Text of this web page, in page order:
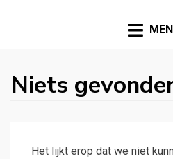
Niets
Het lijkt erop dat we niet